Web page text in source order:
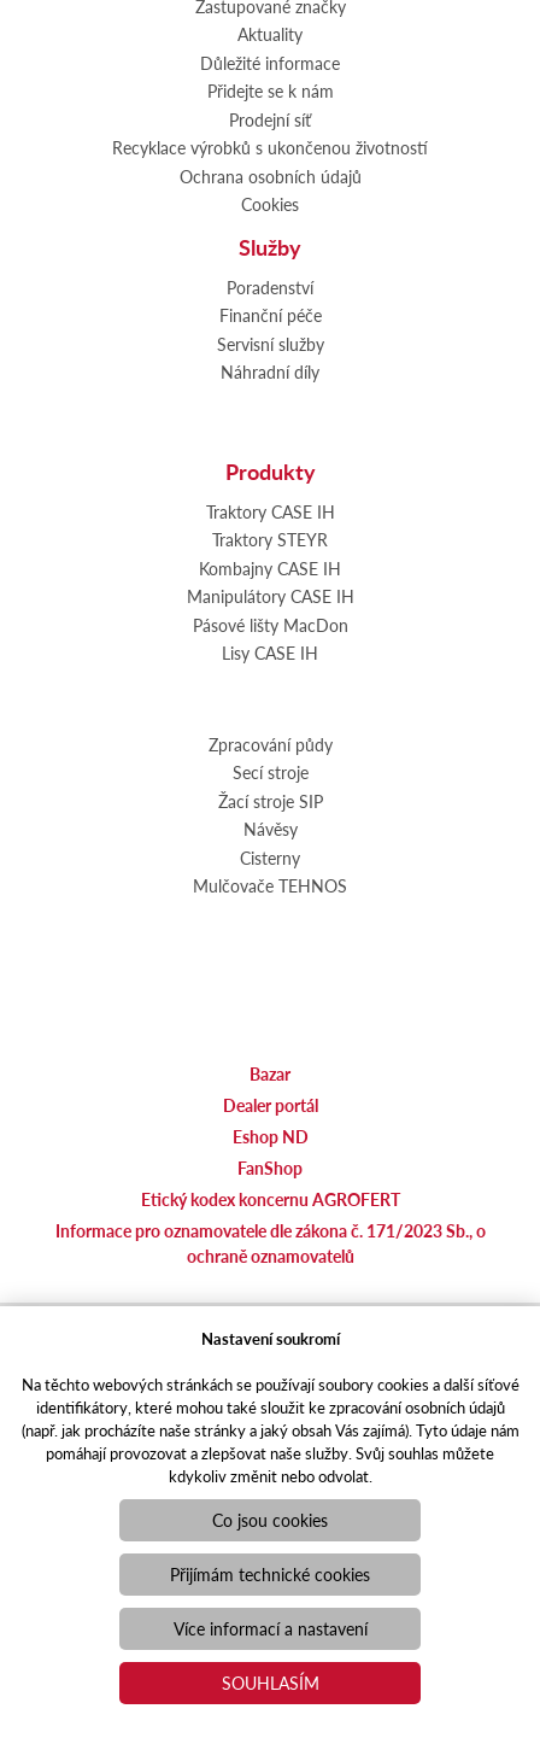
Zastupované značky
Aktuality
Důležité informace
Přidejte se k nám
Prodejní síť
Recyklace výrobků s ukončenou životností
Ochrana osobních údajů
Cookies
Služby
Poradenství
Finanční péče
Servisní služby
Náhradní díly
Produkty
Traktory CASE IH
Traktory STEYR
Kombajny CASE IH
Manipulátory CASE IH
Pásové lišty MacDon
Lisy CASE IH
Zpracování půdy
Secí stroje
Žací stroje SIP
Návěsy
Cisterny
Mulčovače TEHNOS
Bazar
Dealer portál
Eshop ND
FanShop
Etický kodex koncernu AGROFERT
Informace pro oznamovatele dle zákona č. 171/2023 Sb., o
ochraně oznamovatelů
Responzivní webPuxdesign | agrics.cz © 2021
Toto jsou internetové stránky společnosti AGRI CS a. s., se sídlem
v Hustopečích, Hybešova 14, PSČ 69301, IČO 26243334,
zapsané v OR vedeném Krajským soudem v Brně, oddíl B, vložka
3582. Společnost AGRI CS a.s. je členem koncernu AGROFERT
řízeného společností AGROFERT, a.s., IČO 26185610, se sídlem
na adrese Pyšelská 2327/2, Chodov, 149 00 Praha 4.
agrotec.cz
portal.caseklub.cz
shop.agrics.cz
traktorbazar.cz
eshop.agrics.cz/cs
a-finance.cz
Nastavení soukromí
Na těchto webových stránkách se používají soubory cookies a další síťové
identifikátory, které mohou také sloužit ke zpracování osobních údajů
(např. jak procházíte naše stránky a jaký obsah Vás zajímá). Tyto údaje nám
pomáhají provozovat a zlepšovat naše služby. Svůj souhlas můžete
kdykoliv změnit nebo odvolat.
Co jsou cookies
Přijímám technické cookies
Více informací a nastavení
SOUHLASÍM